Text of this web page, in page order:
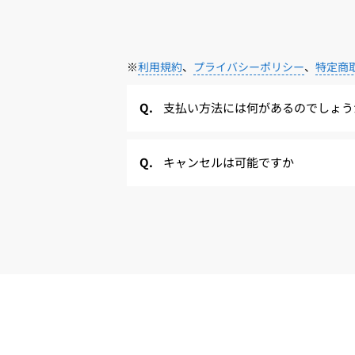
※利用規約、 プライバシーポリシー、 特定商
支払い方法には何があるのでしょ
キャンセルは可能ですか